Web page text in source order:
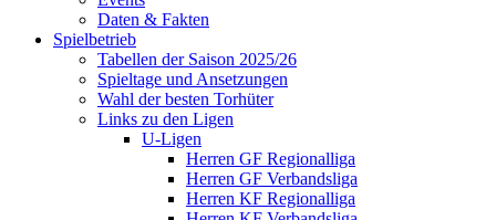
Daten & Fakten
Spielbetrieb
Tabellen der Saison 2025/26
Spieltage und Ansetzungen
Wahl der besten Torhüter
Links zu den Ligen
U-Ligen
Herren GF Regionalliga
Herren GF Verbandsliga
Herren KF Regionalliga